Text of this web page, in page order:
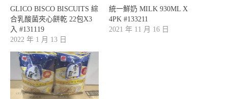
GLICO BISCO BISCUITS 綜
合乳酸菌夾心餅乾 22包X3
入 #131119
2022 年 1 月 13 日
統一鮮奶 MILK 930ML X
4PK #133211
2021 年 11 月 16 日